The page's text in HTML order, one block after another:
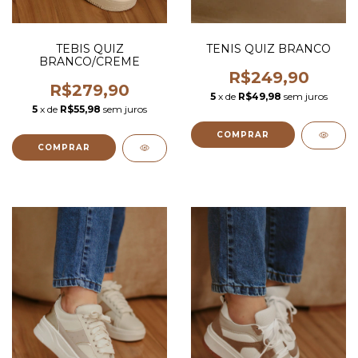
TEBIS QUIZ
BRANCO/CREME
R$279,90
5 x de R$55,98 sem juros
COMPRAR
TENIS QUIZ BRANCO
R$249,90
5 x de R$49,98 sem juros
COMPRAR